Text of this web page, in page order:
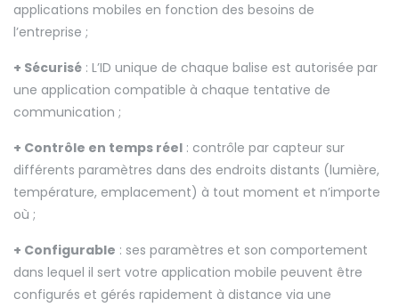
applications mobiles en fonction des besoins de
l’entreprise ;
+ Sécurisé : L’ID unique de chaque balise est autorisée par
une application compatible à chaque tentative de
communication ;
+ Contrôle en temps réel : contrôle par capteur sur
différents paramètres dans des endroits distants (lumière,
température, emplacement) à tout moment et n’importe
où ;
+ Configurable : ses paramètres et son comportement
dans lequel il sert votre application mobile peuvent être
configurés et gérés rapidement à distance via une